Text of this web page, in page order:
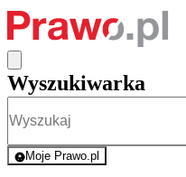
Wyszukiwarka
Moje Prawo.pl
- rejestracja i logowanie